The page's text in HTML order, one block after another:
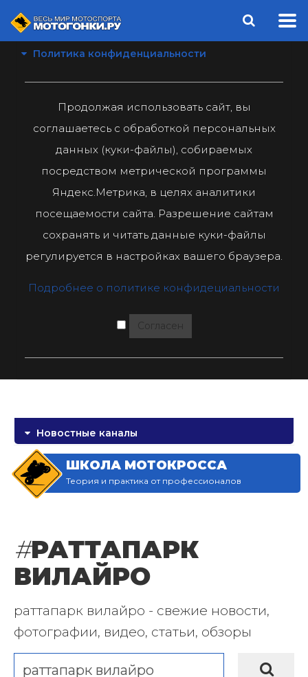
Политика конфиденциальности
Продолжая использовать сайт, вы
соглашаетесь с обработкой персональных
данных (куки-файлы), собираемых
посредством метрической программы
Яндекс.Метрика, в целях аналитики
посещаемости сайта. Разрешение сайтам
сохранять и читать данные куки-файлы
регулируется в настройках вашего браузера.
Подробнее о политике конфидециальности
Согласен
Новостные каналы
ШКОЛА МОТОКРОССА
Теория и практика от профессионалов
#РАТТАПАРК
ВИЛАЙРО
раттапарк вилайро - свежие новости,
фотографии, видео, статьи, обзоры